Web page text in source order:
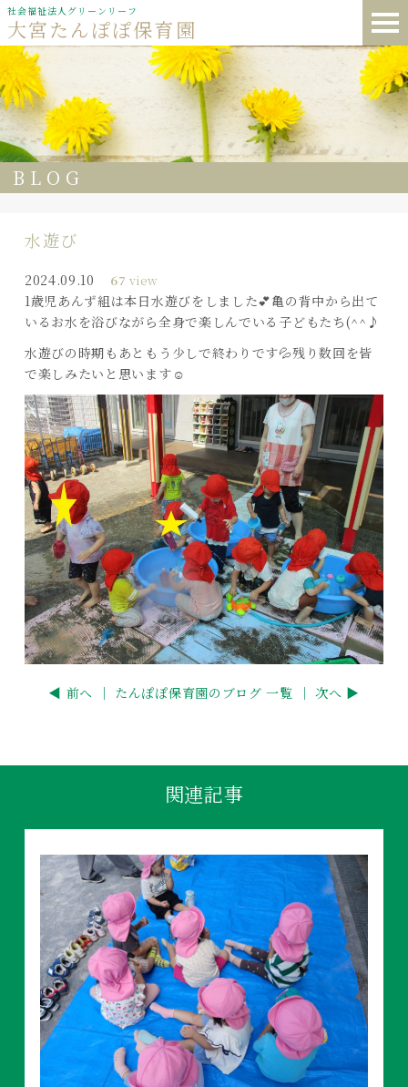
社会福祉法人グリーンリーフ
大宮たんぽぽ保育園
BLOG
水遊び
2024.09.10 67 view
1歳児あんず組は本日水遊びをしました💕亀の背中から出て
いるお水を浴びながら全身で楽しんでいる子どもたち(^^♪
水遊びの時期もあともう少しで終わりです💦残り数回を皆
で楽しみたいと思います☺
◀ 前へ ｜ たんぽぽ保育園のブログ 一覧 ｜ 次へ ▶
関連記事